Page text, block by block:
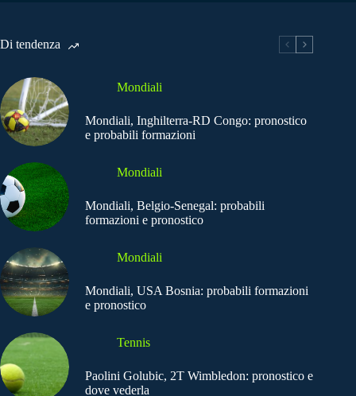
Di tendenza
Mondiali
Mondiali, Inghilterra-RD Congo: pronostico
e probabili formazioni
Mondiali
Mondiali, Belgio-Senegal: probabili
formazioni e pronostico
Mondiali
Mondiali, USA Bosnia: probabili formazioni
e pronostico
Tennis
Paolini Golubic, 2T Wimbledon: pronostico e
dove vederla